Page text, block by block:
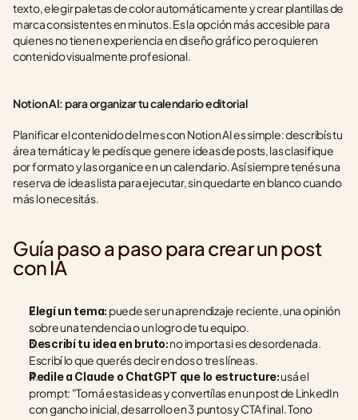
texto, elegir paletas de color automáticamente y crear plantillas de
marca consistentes en minutos. Es la opción más accesible para
quienes no tienen experiencia en diseño gráfico pero quieren
contenido visualmente profesional.
Notion AI: para organizar tu calendario editorial
Planificar el contenido del mes con Notion AI es simple: describís tu
área temática y le pedís que genere ideas de posts, las clasifique
por formato y las organice en un calendario. Así siempre tenés una
reserva de ideas lista para ejecutar, sin quedarte en blanco cuando
más lo necesitás.
Guía paso a paso para crear un post
con IA
Elegí un tema: puede ser un aprendizaje reciente, una opinión
sobre una tendencia o un logro de tu equipo.
Describí tu idea en bruto: no importa si es desordenada.
Escribí lo que querés decir en dos o tres líneas.
Pedile a Claude o ChatGPT que lo estructure: usá el
prompt: "Tomá estas ideas y convertílas en un post de LinkedIn
con gancho inicial, desarrollo en 3 puntos y CTA final. Tono